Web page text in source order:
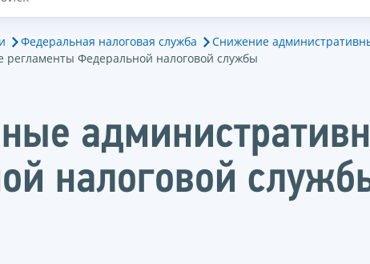
Федеральная налоговая служба
Снижение
Федеральной налоговой службы
налоговой